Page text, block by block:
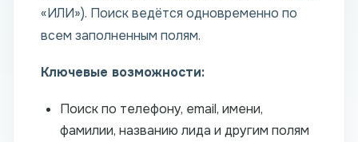
«ИЛИ»). Поиск ведётся одновременно по
всем заполненным полям.
Ключевые возможности:
Поиск по телефону, email, имени,
фамилии, названию лида и другим полям